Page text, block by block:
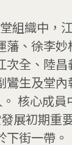
藩、徐李
次全、陸
鸞生及堂
核心成員
展初期重
街一帶。